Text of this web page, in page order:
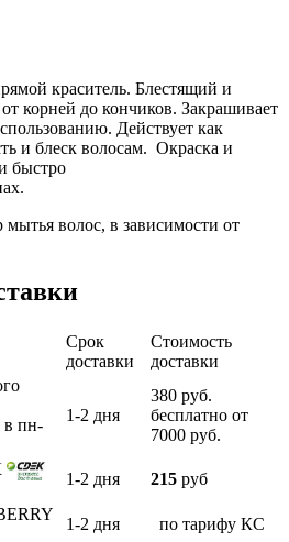
краситель. Блестящий и
корней до кончиков. Закрашивает
Действует как
и блеск волосам. Окраска и
быстро
волос, в зависимости от
Срок
доставки
Стоимость
доставки
в пн-
1-2 дня
380 руб.
бесплатно от
7000 руб.
1-2 дня 215 руб
1-2 дня по тарифу КС